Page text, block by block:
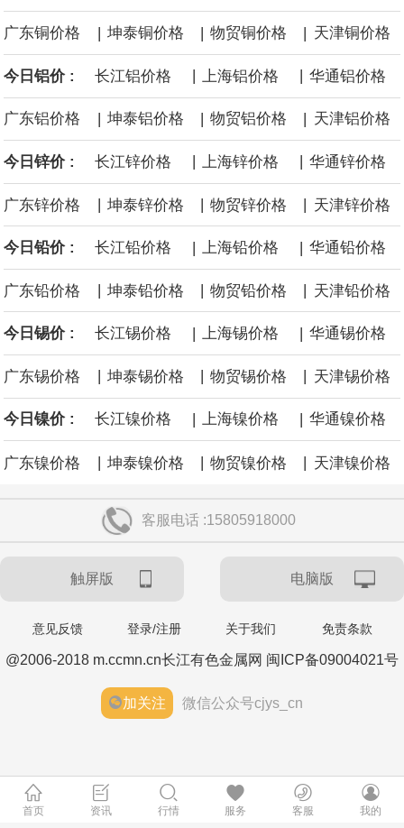
面战舰项目之一。 根据CBO的初步估算，首舰造价约234亿美元，
后续14艘平均每艘约180亿美元。
黄金价格有望录得自今年1月以来最大单周涨幅。油价走弱为金价提
供支撑，同时投资者正等待美国非农就业数据，以寻找美国利率前
景的线索。StoneX高级分析师马特·辛普森表示，中东和平前景改善
海力士：龙仁工厂将生产高带宽内存（HBM）及其他下一代动态随
机存取存储器（DRAM）。
广东铜价格 | 坤泰铜价格 | 物贸铜价格 | 天津铜价格
今日铝价 : 长江铝价格 上海铝价格 华通铝价格
广东铝价格 | 坤泰铝价格 | 物贸铝价格 | 天津铝价格
今日锌价 : 长江锌价格 上海锌价格 华通锌价格
广东锌价格 | 坤泰锌价格 | 物贸锌价格 | 天津锌价格
今日铅价 : 长江铅价格 | 上海铅价格 | 华通铅价格
广东铅价格 坤泰铅价格 物贸铅价格 天津铅价格
今日锡价 : 长江锡价格 | 上海锡价格 | 华通锡价格
广东锡价格 坤泰锡价格 物贸锡价格 天津锡价格
今日镍价 : 长江镍价格 | 上海镍价格 | 华通镍价格
广东镍价格 | 坤泰镍价格 | 物贸镍价格 | 天津镍价格
客服电话 :15805918000
触屏版 电脑版
意见反馈 登录/注册 关于我们 免责条款
@2006-2018 m.ccmn.cn长江有色金属网 闽ICP备09004021号
加关注 微信公众号cjys_cn
首页 资讯 行情 服务 客服 我的